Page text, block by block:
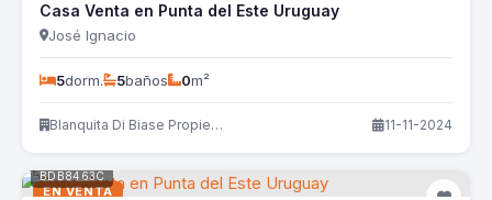
Casa Venta en Punta del Este Uruguay
José Ignacio
5dorm. 5baños 0m²
Blanquita Di Biase Propiedades 11-11-2024
EN VENTA
BDB8463C